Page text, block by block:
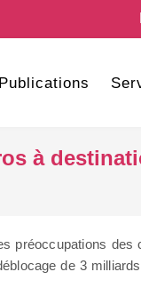
Publications
à
préoccupations des
de 3